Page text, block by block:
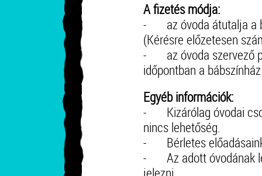
A fizetés módja:
- az óvoda átutalja a
(Kérésre előzetesen
- az óvoda szervező
időpontban a
Egyéb információk:
- Kizárólag óvodai
nincs lehetőség.
- Bérletes előadásaink
- Az adott óvodának